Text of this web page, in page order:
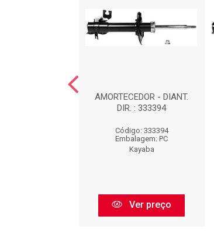
AMORTECEDOR - DIANT.
DIR. : 333394
Código: 333394
Embalagem: PC
Kayaba
Ver preço